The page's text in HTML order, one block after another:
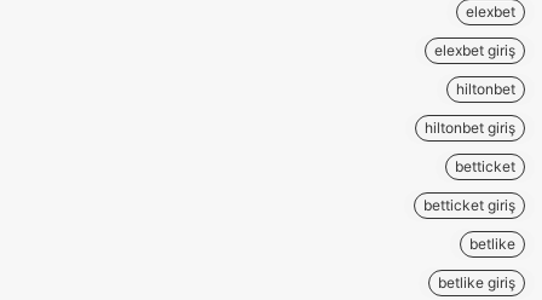
elexbet
elexbet giriş
hiltonbet
hiltonbet giriş
betticket
betticket giriş
betlike
betlike giriş